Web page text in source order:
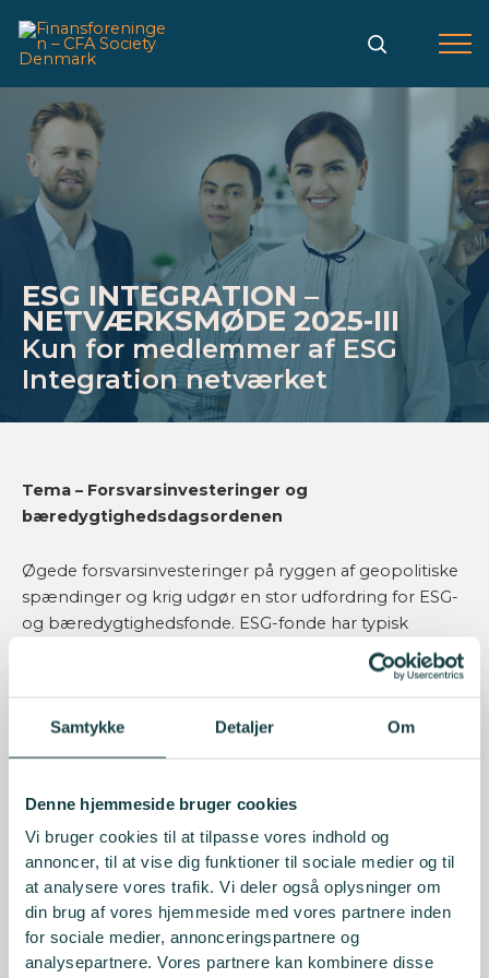
Samtykke Detaljer Om
Denne hjemmeside bruger cookies
Vi bruger cookies til at tilpasse vores indhold og
annoncer, til at vise dig funktioner til sociale medier og til
at analysere vores trafik. Vi deler også oplysninger om
din brug af vores hjemmeside med vores partnere inden
for sociale medier, annonceringspartnere og
analysepartnere. Vores partnere kan kombinere disse
indholdet
ESG INTEGRATION –
NETVÆRKSMØDE 2025-III
Kun for medlemmer af ESG
Integration netværket
Tema – Forsvarsinvesteringer og
bæredygtighedsdagsordenen
Øgede forsvarsinvesteringer på ryggen af geopolitiske
spændinger og krig udgør en stor udfordring for ESG-
og bæredygtighedsfonde. ESG-fonde har typisk
undgået investeringer i våben- og forsvarsindustrien,
men ændrede sikkerhedspolitiske prioriteringer
investeringer i forsvar ses som nødvendige for national
sikkerhed. Dette skaber et dilemma for investorer, der
interesser og ikke mindst etisk forsvarlige våbentyper –
såfremt man investerer.
Konsekvenser som de etiske konflikter,
investordilemmaer, vanskeliggørelse af ESG-
rapportering, øget pres fra stakeholders og potentiel
udvanding af ESG-standarder har på rekordtid ændret